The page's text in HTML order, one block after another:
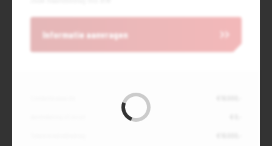
Informatie aanvragen